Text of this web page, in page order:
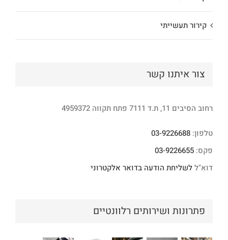
קירור תעשייתי
צור איתנו קשר
רחוב הסיבים 11, ת.ד 7111 פתח תקווה 4959372
טלפון: 03-9226688
פקס: 03-9226655
דוא"ללשליחת הודעה בדואר אלקטרוני
פתרונות ושירותים רלוונטיים